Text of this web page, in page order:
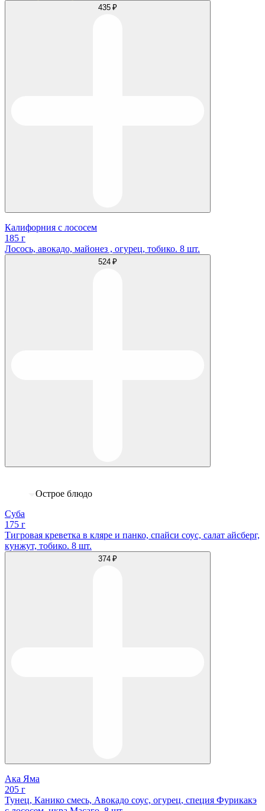
435 ₽
Калифорния с лососем
185 г
Лосось, авокадо, майонез , огурец, тобико. 8 шт.
524 ₽
Острое блюдо
Суба
175 г
Тигровая креветка в кляре и панко, спайси соус, салат айсберг,
кунжут, тобико. 8 шт.
374 ₽
Ака Яма
205 г
Тунец, Канико смесь, Авокадо соус, огурец, специя Фурикакэ